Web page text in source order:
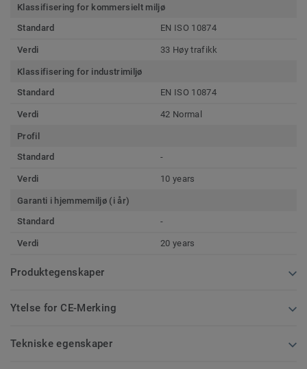
Klassifisering for kommersielt miljø
Standard
EN ISO 10874
Verdi 33 Høy trafikk
Klassifisering for industrimiljø
Standard
EN ISO 10874
Verdi 42 Normal
Profil
Standard
-
Verdi 10 years
Garanti i hjemmemiljø (i år)
Standard
-
Verdi 20 years
Produktegenskaper
Ytelse for CE-Merking
Tekniske egenskaper